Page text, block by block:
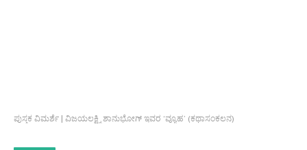
ಪುಸ್ತಕ ವಿಮರ್ಶೆ | ವಿಜಯಲಕ್ಷ್ಮಿ ಶಾನುಭೋಗ್ ಇವರ ‘ವ್ಯೂಹ’ (ಕಥಾಸಂಕಲನ)